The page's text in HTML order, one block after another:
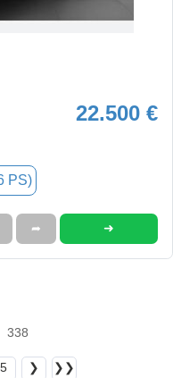
22.500 €
PS)
➦ ➜
5 ❯ ❯❯